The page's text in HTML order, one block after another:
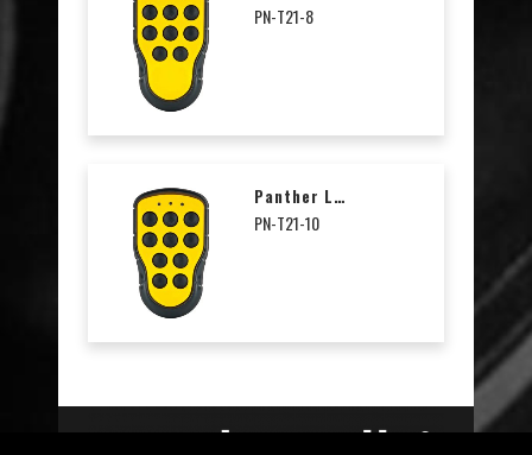
PN-T21-8
Panther Lähetin, 10 Painiketta
PN-T21-10